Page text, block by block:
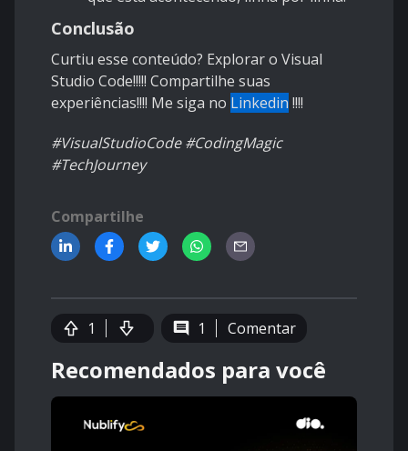
Conclusão
Curtiu esse conteúdo? Explorar o Visual
Studio Code!!!!! Compartilhe suas
experiências!!!! Me siga no Linkedin !!!!
#VisualStudioCode #CodingMagic
#TechJourney
Compartilhe
1 1 Comentar
Recomendados para você